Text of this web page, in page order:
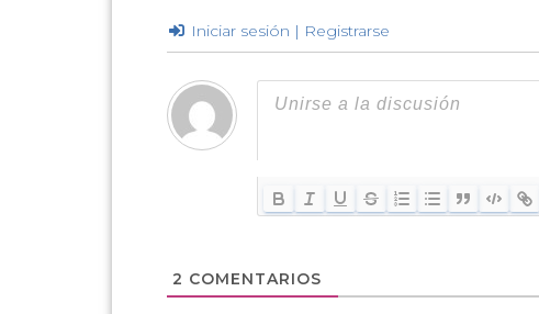
Iniciar sesión | Registrarse
2 COMENTARIOS